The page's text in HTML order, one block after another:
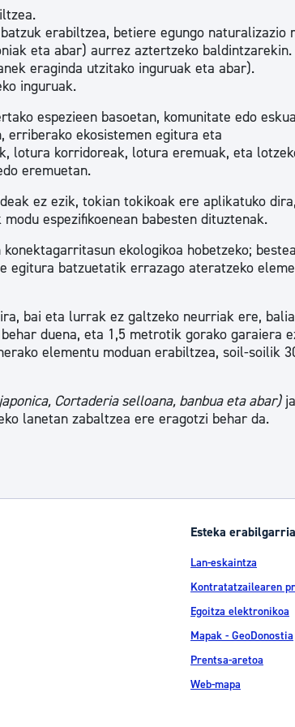
erabiltzea, betiere egungo naturalizazio
eta abar) aurrez aztertzeko baldintzarekin.
eraginda utzitako inguruak eta abar).
inguruak.
espezieen basoetan, komunitate edo
erriberako ekosistemen egitura eta
lotura korridoreak, lotura eremuak, eta
eremuetan.
ez ezik, tokian tokikoak ere aplikatuko
espezifikoenean babesten dituztenak.
ekologikoa hobetzeko;
batzuetatik errazago ateratzeko
bai eta lurrak ez galtzeko neurriak ere,
duena, eta 1,5 metrotik gorako garaiera
elementu moduan erabiltzea, soil-soilik
Cortaderia selloana, banbua eta abar)
lanetan zabaltzea ere eragotzi behar da.
Esteka
Lan-eskaintza
Kontratatzailearen
Egoitza elektronikoa
Mapak - GeoDonostia
Prentsa-aretoa
Web-mapa